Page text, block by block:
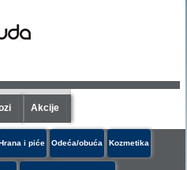
Akcije
i piće Odeća/obuća Kozmetika